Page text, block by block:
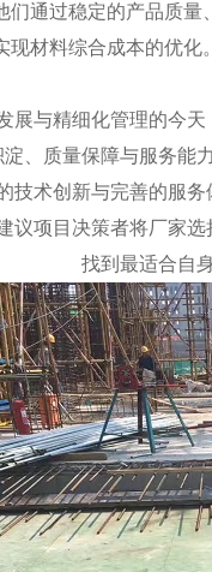
们通过稳定的产品质
材料综合成本的优化。
展与精细化管理的今天
、质量保障与服务能
技术创新与完善的服
议项目决策者将厂家
找到最适合自